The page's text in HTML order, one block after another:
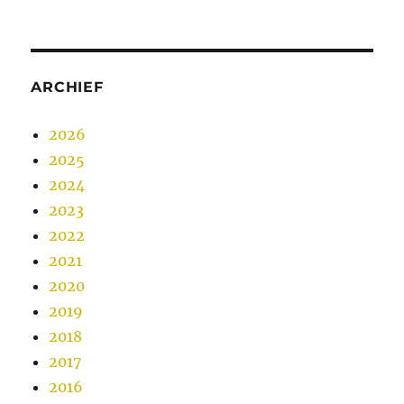
ARCHIEF
2026
2025
2024
2023
2022
2021
2020
2019
2018
2017
2016